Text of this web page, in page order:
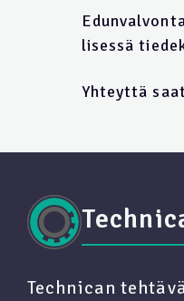
li­ses­sä
Yh­teyt­tä
Technican